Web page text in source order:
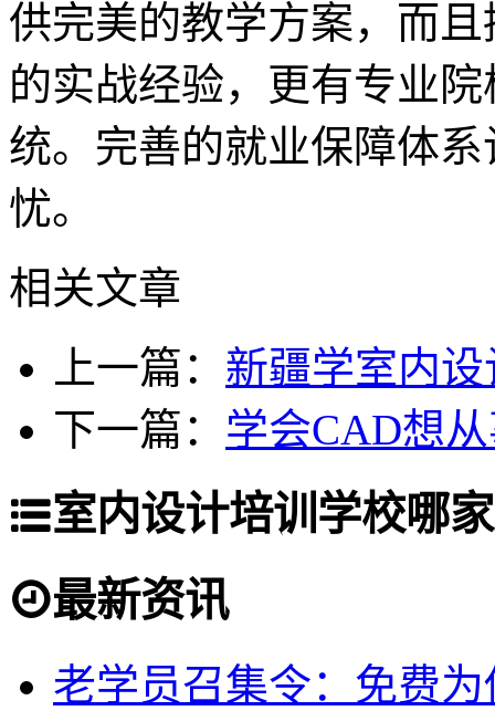
供完美的教学方案，而
的实战经验，更有专业
统。完善的就业保障体
忧。
相关文章
上一篇： 新疆学室内
下一篇： 学会CAD想
室内设计培训学校哪
最新资讯
老学员召集令：免费